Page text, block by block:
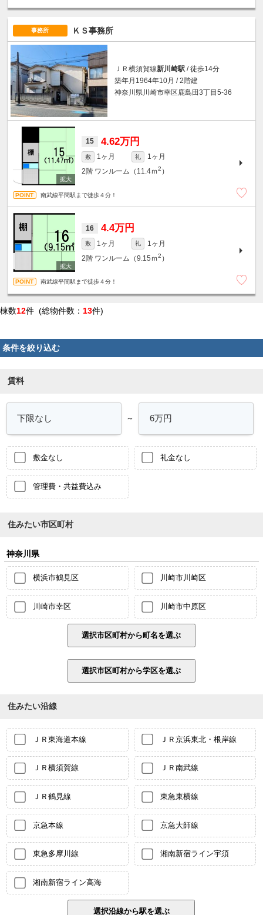
事務所 ＫＳ事務所
ＪＲ横須賀線新川崎駅 / 徒歩14分
築年月1964年10月 / 2階建
神奈川県川崎市幸区鹿島田3丁目5-36
15 4.62万円
敷 1ヶ月 礼
1ヶ月
2階 ワンルーム（11.4ｍ2 ）
南武線平間駅まで徒歩４分！
16 4.4万円
敷 1ヶ月 礼
1ヶ月
2階 ワンルーム（9.15ｍ2 ）
南武線平間駅まで徒歩４分！
棟数12件 (総物件数： 13件)
条件を絞り込む
賃料
～
敷金なし 礼金なし
管理費・共益費込み
住みたい市区町村
神奈川県
横浜市鶴見区 川崎市川崎区
川崎市幸区 川崎市中原区
住みたい沿線
ＪＲ東海道本線 ＪＲ京浜東北・根岸線
ＪＲ横須賀線 ＪＲ南武線
ＪＲ鶴見線 東急東横線
京急本線 京急大師線
東急多摩川線 湘南新宿ライン宇須
湘南新宿ライン高海